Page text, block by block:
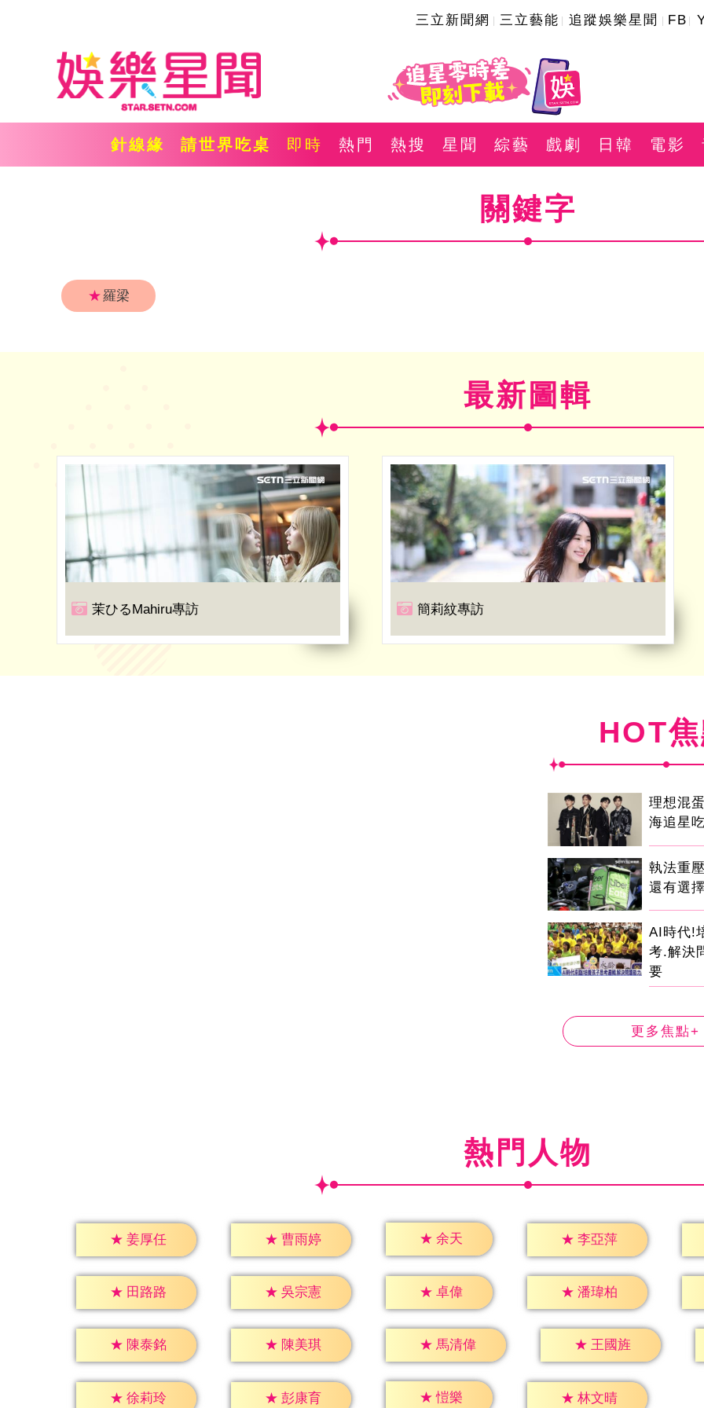
三立新聞網 三立藝能 追蹤娛樂星聞 FB
針線緣 請世界吃桌 即時 熱門 熱搜 星聞 綜藝 戲劇 日韓 電影
關鍵字
★羅梁
最新圖輯
茉ひるMahiru專訪 簡莉紋專訪
HOT
理想混
海追星
執法重
還有選
AI時代!
考.解決
要
更多焦點+
熱門人物
★ 姜厚任 ★ 曹雨婷 ★ 余天 ★ 李亞萍
★ 田路路 ★ 吳宗憲 ★ 卓偉 ★ 潘瑋柏
★ 陳泰銘 ★ 陳美琪 ★ 馬清偉 ★ 王國旌
★ 徐莉玲 ★ 彭康育 ★ 愷樂 ★ 林文晴